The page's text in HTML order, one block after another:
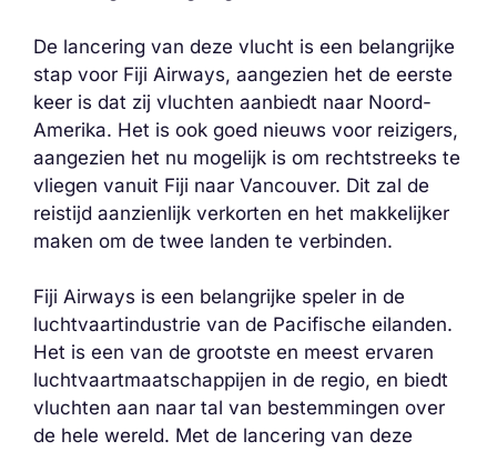
De lancering van deze vlucht is een belangrijke
stap voor Fiji Airways, aangezien het de eerste
keer is dat zij vluchten aanbiedt naar Noord-
Amerika. Het is ook goed nieuws voor reizigers,
aangezien het nu mogelijk is om rechtstreeks te
vliegen vanuit Fiji naar Vancouver. Dit zal de
reistijd aanzienlijk verkorten en het makkelijker
maken om de twee landen te verbinden.
Fiji Airways is een belangrijke speler in de
luchtvaartindustrie van de Pacifische eilanden.
Het is een van de grootste en meest ervaren
luchtvaartmaatschappijen in de regio, en biedt
vluchten aan naar tal van bestemmingen over
de hele wereld. Met de lancering van deze